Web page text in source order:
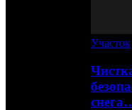
Участок